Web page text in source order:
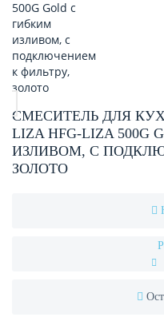
СМЕСИТЕЛЬ ДЛЯ
LIZA HFG-LIZA 500G
ИЗЛИВОМ, С
ЗОЛОТО